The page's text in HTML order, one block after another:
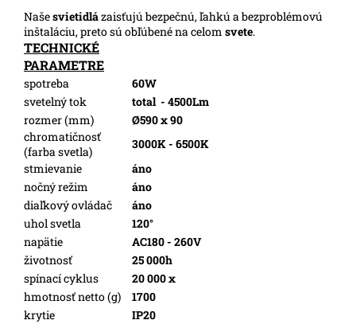
Našesvietidlázaisťujú bezpečnú, ľahkú a bezproblémovú
inštaláciu, preto sú obľúbené na celom svete.
TECHNICKÉ
PARAMETRE
spotreba
60W
svetelný tok
total - 4500Lm
rozmer (mm)
Ø590 x 90
chromatičnosť
(farba svetla)
3000K - 6500K
stmievanie
áno
nočný režim
áno
diaľkový ovládač
áno
uhol svetla
120°
napätie
AC180 - 260V
životnosť
25 000h
spínací cyklus
20 000 x
hmotnosť netto (g)
1700
krytie
IP20